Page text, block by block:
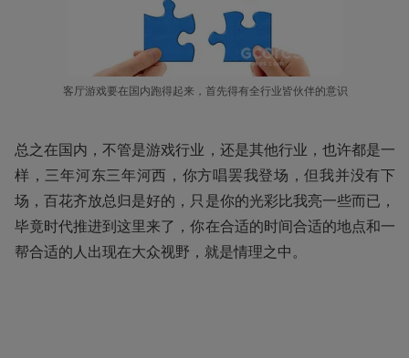
客厅游戏要在国内跑得起来，首先得有全行业皆伙伴的意识
总之在国内，不管是游戏行业，还是其他行业，也许都是一
样，三年河东三年河西，你方唱罢我登场，但我并没有下
场，百花齐放总归是好的，只是你的光彩比我亮一些而已，
毕竟时代推进到这里来了，你在合适的时间合适的地点和一
帮合适的人出现在大众视野，就是情理之中。